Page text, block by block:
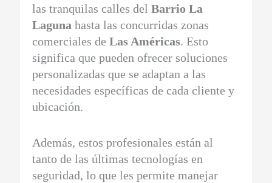
las tranquilas calles delBarrio La
Laguna hasta las concurridas zonas
comerciales deLas Américas. Esto
significa que pueden ofrecer soluciones
personalizadas que se adaptan a las
necesidades específicas de cada cliente y
ubicación.
Además, estos profesionales están al
tanto de las últimas tecnologías en
seguridad, lo que les permite manejar